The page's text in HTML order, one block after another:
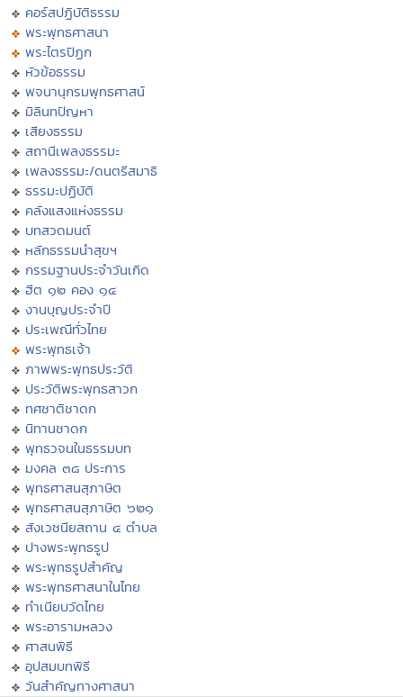
คอร์สปฏิบัติธรรม
พระพุทธศาสนา
พระไตรปิฏก
หัวข้อธรรม
พจนานุกรมพุทธศาสน์
มิลินทปัญหา
เสียงธรรม
สถานีเพลงธรรมะ
เพลงธรรมะ/ดนตรีสมาธิ
ธรรมะปฏิบัติ
คลังแสงแห่งธรรม
บทสวดมนต์
หลักธรรมนำสุขฯ
กรรมฐานประจำวันเกิด
ฮีต ๑๒ คอง ๑๔
งานบุญประจำปี
ประเพณีทั่วไทย
พระพุทธเจ้า
ภาพพระพุทธประวัติ
ประวัติพระพุทธสาวก
ทศชาติชาดก
นิทานชาดก
พุทธวจนในธรรมบท
มงคล ๓๘ ประการ
พุทธศาสนสุภาษิต
พุทธศาสนสุภาษิต ๖๒๑
สังเวชนียสถาน ๔ ตำบล
ปางพระพุทธรูป
พระพุทธรูปสำคัญ
พระพุทธศาสนาในไทย
ทำเนียบวัดไทย
พระอารามหลวง
ศาสนพิธี
อุปสมบทพิธี
วันสำคัญทางศาสนา